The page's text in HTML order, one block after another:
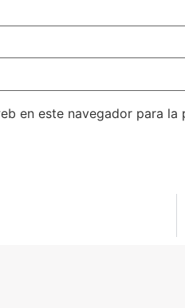
en este navegador para la